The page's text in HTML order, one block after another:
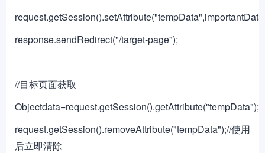
response.sendRedirect("/target-page");
//目标页面获取
Objectdata=request.getSession().getAttribute("tempData");
request.getSession().removeAttribute("tempData");//使用
后立即清除